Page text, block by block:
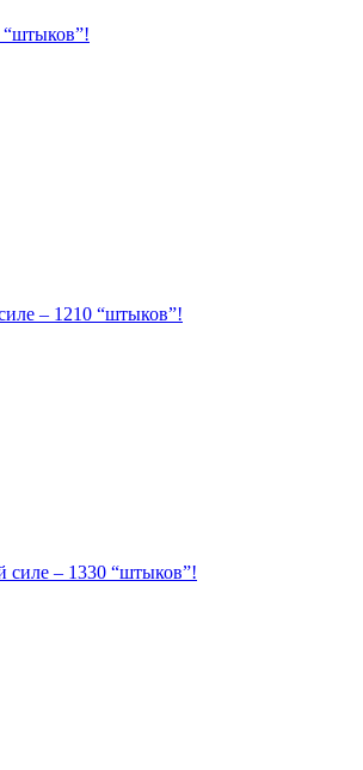
– 1210 “штыков”!
силе – 1330 “штыков”!